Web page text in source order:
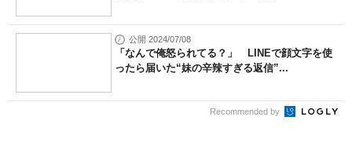
公開 2024/07/08
「なんで俺怒られてる？」 LINEで顔文字を使
ったら届いた“妹の辛辣すぎる返信”...
Recommended by